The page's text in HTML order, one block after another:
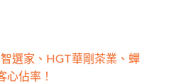
選家、HGT華剛茶業、蟬
心佔率！